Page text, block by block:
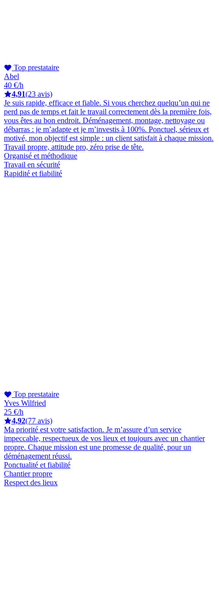
Top prestataire
Abel
40 €/h
4,91(23 avis)
Je suis rapide, efficace et fiable. Si vous cherchez quelqu’un qui ne
perd pas de temps et fait le travail correctement dès la première fois,
vous êtes au bon endroit. Déménagement, montage, nettoyage ou
débarras : je m’adapte et je m’investis à 100%. Ponctuel, sérieux et
motivé, mon objectif est simple : un client satisfait à chaque mission.
Travail propre, attitude pro, zéro prise de tête.
Organisé et méthodique
Travail en sécurité
Rapidité et fiabilité
Top prestataire
Yves Wilfried
25 €/h
4,92(77 avis)
Ma priorité est votre satisfaction. Je m’assure d’un service
impeccable, respectueux de vos lieux et toujours avec un chantier
propre. Chaque mission est une promesse de qualité, pour un
déménagement réussi.
Ponctualité et fiabilité
Chantier propre
Respect des lieux